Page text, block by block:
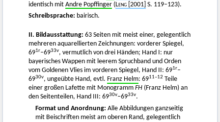
identisch mit Andre Popffinger (Leng [2001] S. 119–123).
Schreibsprache: bairisch.
II. Bildausstattung: 63 Seiten mit meist einer, gelegentlich
mehreren aquarellierten Zeichnungen: vorderer Spiegel,
691r–6933v, vermutlich von drei Händen; Hand I: nur
bayerisches Wappen mit leerem Spruchband und Orden
vom Goldenen Vlies im vorderen Spiegel, Hand II: 691r–
6930v, ungeübte Hand, evtl. Franz Helm: 6911–12 Teile
einer großen Lafette mit Monogramm FH (Franz Helm) an
den Seitenteilen, Hand III: 6930v–6933v.
Format und Anordnung: Alle Abbildungen ganzseitig
mit Beischriften meist am oberen Rand, gelegentlich